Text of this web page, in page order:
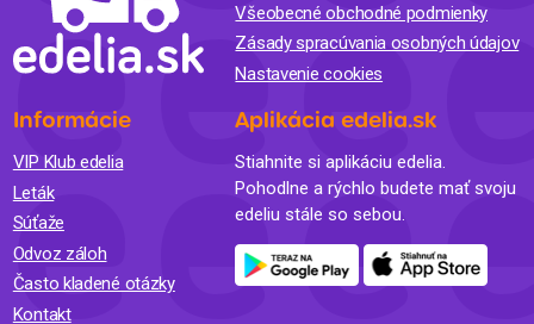
Všeobecné obchodné podmienky
Zásady spracúvania osobných údajov
Nastavenie cookies
Informácie
VIP Klub edelia
Leták
Súťaže
Odvoz záloh
Často kladené otázky
Kontakt
Aplikácia edelia.sk
Stiahnite si aplikáciu edelia.
Pohodlne a rýchlo budete mať svoju
edeliu stále so sebou.